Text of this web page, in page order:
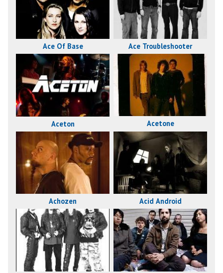
Ace Of Base Ace Troubleshooter
Aceton Acetone
Achozen Acid Android